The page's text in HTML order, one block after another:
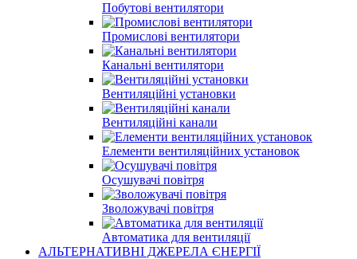
Побутові вентилятори
Промислові вентилятори
Канальні вентилятори
Вентиляційні установки
Вентиляційні канали
Елементи вентиляційних установок
Осушувачі повітря
Зволожувачі повітря
Автоматика для вентиляції
АЛЬТЕРНАТИВНІ ДЖЕРЕЛА ЄНЕРГІЇ